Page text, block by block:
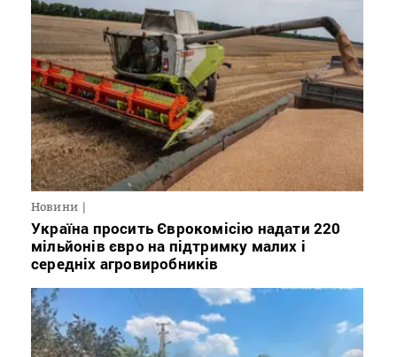
Новини
Україна просить Єврокомісію надати 220
мільйонів євро на підтримку малих і
середніх агровиробників